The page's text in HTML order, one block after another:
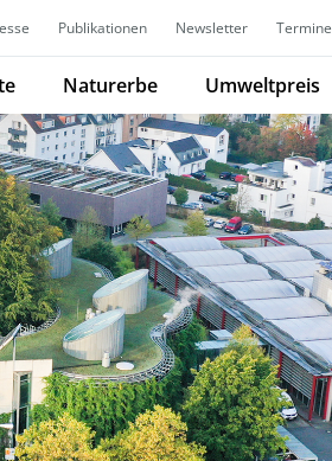
Publikationen Newsletter Termine
Naturerbe Umweltpreis